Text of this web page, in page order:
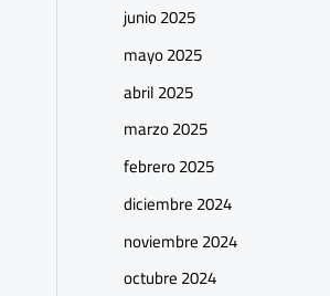
junio 2025
mayo 2025
abril 2025
marzo 2025
febrero 2025
diciembre 2024
noviembre 2024
octubre 2024